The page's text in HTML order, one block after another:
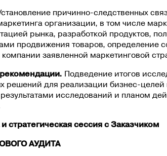
причинно-следственных
организации, в том числе
рынка, разработкой продуктов,
продвижения товаров, определение
заявленной маркетинговой
Подведение итогов
решений для реализации бизнес-целей
исследований и планом
стратегическая сессия с Заказчиком
АУДИТА